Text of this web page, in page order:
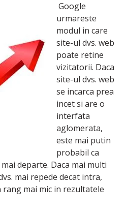
Google
urmareste
modul in care
site-ul dvs. web
poate retine
vizitatorii. Daca
site-ul dvs. web
se incarca prea
incet si are o
interfata
aglomerata,
este mai putin
probabil ca
departe. Daca mai multi
mai repede decat intra,
mai mic in rezultatele